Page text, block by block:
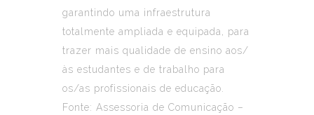
garantindo uma infraestrutura
totalmente ampliada e equipada, para
trazer mais qualidade de ensino aos/
às estudantes e de trabalho para
os/as profissionais de educação.
Fonte: Assessoria de Comunicação –